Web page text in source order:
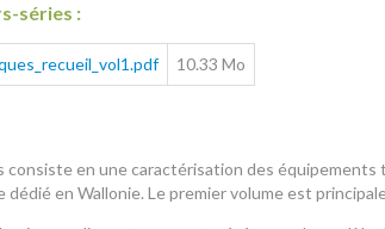
séries :
10.33 Mo
consiste en une caractérisation des
en Wallonie. Le premier volume est